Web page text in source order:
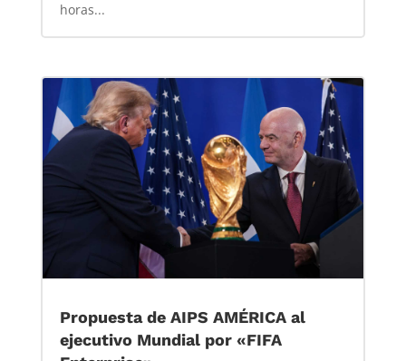
horas...
Propuesta de AIPS AMÉRICA al
ejecutivo Mundial por «FIFA